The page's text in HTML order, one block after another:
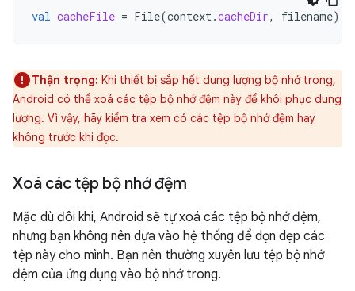
val cacheFile = File(context.cacheDir, filename)
Thận trọng: Khi thiết bị sắp hết dung lượng bộ nhớ trong,
Android có thể xoá các tệp bộ nhớ đệm này để khôi phục dung
lượng. Vì vậy, hãy kiểm tra xem có các tệp bộ nhớ đệm hay
không trước khi đọc.
Xoá các tệp bộ nhớ đệm
Mặc dù đôi khi, Android sẽ tự xoá các tệp bộ nhớ đệm,
nhưng bạn không nên dựa vào hệ thống để dọn dẹp các
tệp này cho mình. Bạn nên thường xuyên lưu tệp bộ nhớ
đệm của ứng dụng vào bộ nhớ trong.